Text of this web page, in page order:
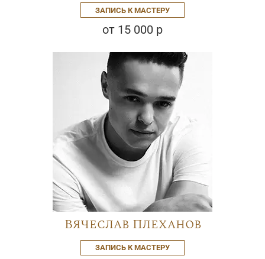
ЗАПИСЬ К МАСТЕРУ
от 15 000 р
Вячеслав Плеханов
ЗАПИСЬ К МАСТЕРУ